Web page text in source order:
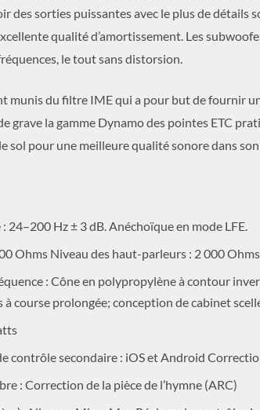
des sorties puissantes avec le plus de
qualité d’amortissement. Les
le tout sans distorsion.
munis du filtre IME qui a pour but de fournir
grave la gamme Dynamo des pointes ETC
sol pour une meilleure qualité sonore dans
24–200 Hz ± 3 dB. Anéchoïque en mode LFE.
Ohms Niveau des haut-parleurs : 2 000
: Cône en polypropylène à contour
course prolongée; conception de cabinet
contrôle secondaire : iOS et Android
: Correction de la pièce de l’hymne (ARC)